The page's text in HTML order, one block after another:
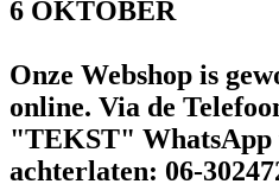
6 OKTOBER
Onze Webshop is
online. Via de
"TEKST" WhatsApp
achterlaten: 06-